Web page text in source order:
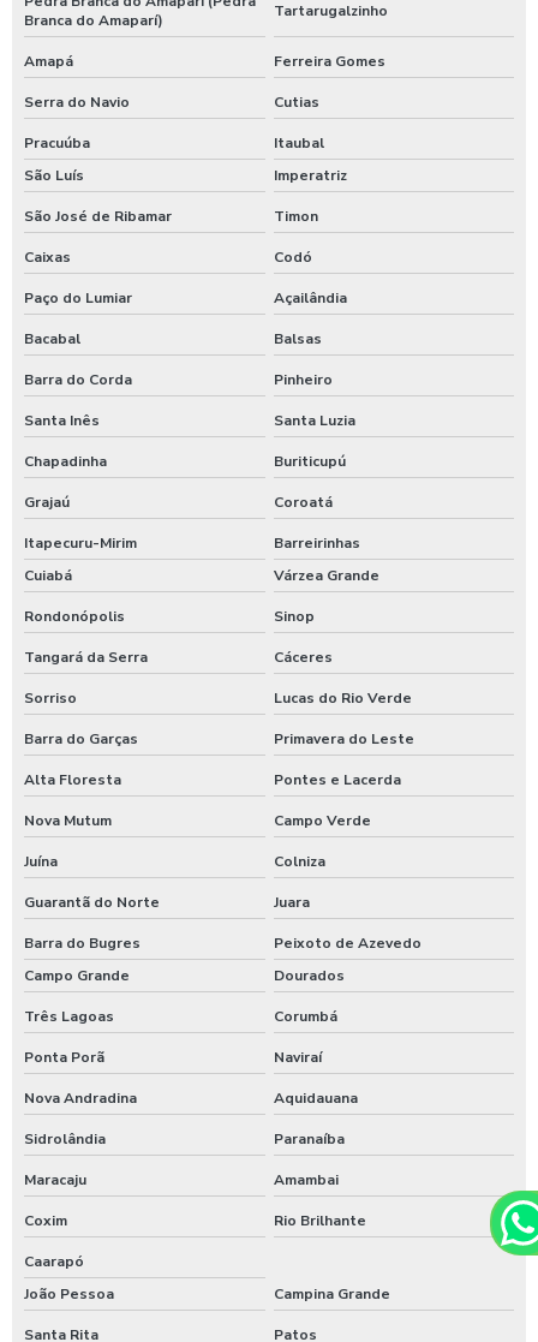
Branca do Amaparí)
Tartarugalzinho
Amapá Ferreira Gomes
Serra do Navio Cutias
Pracuúba
Itaubal
São Luís
Imperatriz
São José de Ribamar Timon
Caixas Codó
Paço do Lumiar Açailândia
Bacabal Balsas
Barra do Corda Pinheiro
Santa Inês Santa Luzia
Chapadinha Buriticupú
Grajaú Coroatá
Itapecuru-Mirim
Barreirinhas
Cuiabá
Várzea Grande
Rondonópolis Sinop
Tangará da Serra Cáceres
Sorriso Lucas do Rio Verde
Barra do Garças Primavera do Leste
Alta Floresta Pontes e Lacerda
Nova Mutum Campo Verde
Juína Colniza
Guarantã do Norte Juara
Barra do Bugres
Peixoto de Azevedo
Campo Grande
Dourados
Três Lagoas Corumbá
Ponta Porã Naviraí
Nova Andradina Aquidauana
Sidrolândia Paranaíba
Maracaju Amambai
Coxim Rio Brilhante
Caarapó
João Pessoa
Campina Grande
Santa Rita Patos